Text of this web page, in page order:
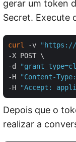
gerar um token
Secret. Execute
curl -v "https://
-X POST \
-d
-H
"Content-
-H
"Accept:
Depois que o
realizar a